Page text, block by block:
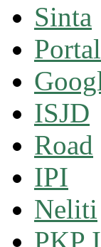
Sinta
ISJD
Road
IPI
Neliti
PKP